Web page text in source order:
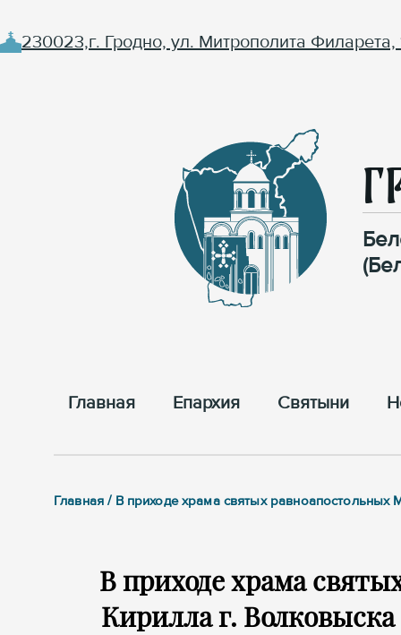
230023,г. Гродно, ул. Митрополита Филарета,
Главная Епархия Cвятыни
Главная / В приходе храма святых
В приходе храма
Кирилла г.